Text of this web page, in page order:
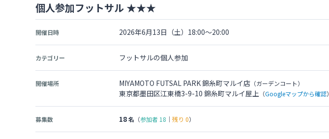
個人参加フットサル ★★★
開催日時 2026年6月13日（土）18:00～20:00
カテゴリー フットサルの個人参加
開催場所 MIYAMOTO FUTSAL PARK 錦糸町マルイ店 （ガーデンコート）
東京都墨田区江東橋3-9-10 錦糸町マルイ屋上 （Googleマップから確認）
募集数 18名 （参加者 18 ｜ 残り 0）